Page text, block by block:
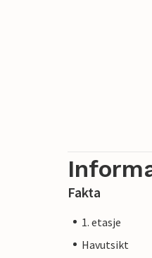
Fakta
1. etasje
Havutsikt